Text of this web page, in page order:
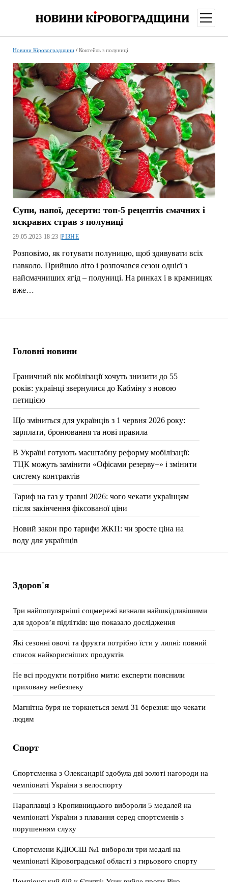
меню
Головні новини
Граничний вік мобілізації хочуть знизити до 55
років: українці звернулися до Кабміну з новою
петицією
Що зміниться для українців з 1 червня 2026 року:
зарплати, бронювання та нові правила
В Україні готують масштабну реформу мобілізації:
ТЦК можуть замінити «Офісами резерву+» і змінити
систему контрактів
Тариф на газ у травні 2026: чого чекати українцям
після закінчення фіксованої ціни
Новий закон про тарифи ЖКП: чи зросте ціна на
воду для українців
Новини Кіровоградщини/ Коктейль з полуниці
Супи, напої, десерти: топ-5 рецептів смачних і
яскравих страв з полуниці
29.05.2023 18:23 |РІЗНЕ
Розповімо, як готувати полуницю, щоб здивувати всіх
навколо. Прийшло літо і розпочався сезон однієї з
найсмачниших ягід – полуниці. На ринках і в крамницях
вже…
Здоров'я
Три найпопулярніші соцмережі визнали найшкідливішими
для здоров’я підлітків: що показало дослідження
Які сезонні овочі та фрукти потрібно їсти у липні: повний
список найкорисніших продуктів
Не всі продукти потрібно мити: експерти пояснили
приховану небезпеку
Магнітна буря не торкнеться землі 31 березня: що чекати
людям
Спорт
Спортсменка з Олександрії здобула дві золоті нагороди на
чемпіонаті України з велоспорту
Параплавці з Кропивницького вибороли 5 медалей на
чемпіонаті України з плавання серед спортсменів з
порушенням слуху
Спортсмени КДЮСШ №1 вибороли три медалі на
чемпіонаті Кіровоградської області з гирьового спорту